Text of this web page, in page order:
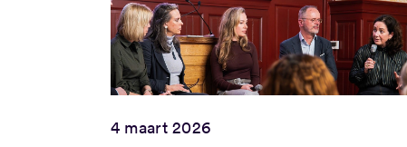
4 maart 2026